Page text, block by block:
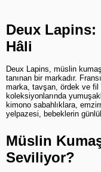
Deux
Hâli
Deux Lapins, müslin
tanınan bir markadır.
marka, tavşan, ördek ve
koleksiyonlarında
kimono sabahlıklara,
yelpazesi, bebeklerin
Müslin
Seviliyor?